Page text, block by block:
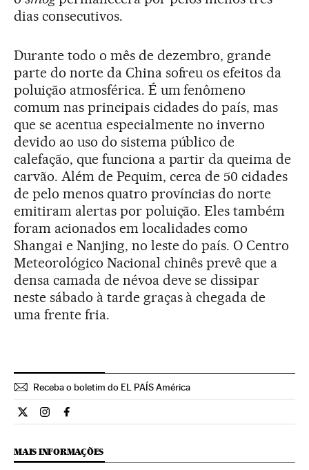
dias consecutivos.
Durante todo o mês de dezembro, grande
parte do norte da China sofreu os efeitos da
poluição atmosférica. É um fenômeno
comum nas principais cidades do país, mas
que se acentua especialmente no inverno
devido ao uso do sistema público de
calefação, que funciona a partir da queima de
carvão. Além de Pequim, cerca de 50 cidades
de pelo menos quatro províncias do norte
emitiram alertas por poluição. Eles também
foram acionados em localidades como
Shangai e Nanjing, no leste do país. O Centro
Meteorológico Nacional chinês prevê que a
densa camada de névoa deve se dissipar
neste sábado à tarde graças à chegada de
uma frente fria.
Receba o boletim do EL PAÍS América
Internacional El País Brasil en Twitter
Internacional El País Brasil en Instagram
Internacional El País Brasil en Facebook
MAIS INFORMAÇÕES